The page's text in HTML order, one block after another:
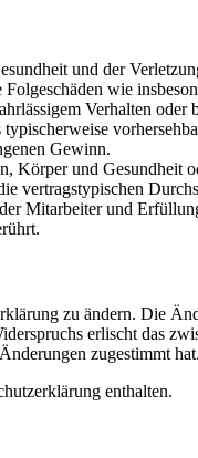
und der
wie
Verhalten
Gewinn.
und Gesundheit
vertragstypischen
Mitarbeiter und
zu ändern. Die
erlischt das
zugestimmt hat.
enthalten.